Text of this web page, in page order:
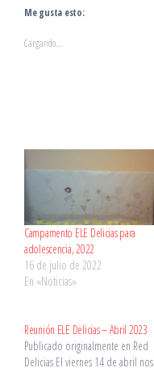
Me gusta esto:
Cargando...
Campamento ELE Delicias para
adolescencia, 2022
16 de julio de 2022
En «Noticias»
Reunión ELE Delicias – Abril 2023
Publicado originalmente en Red
Delicias El viernes 14 de abril nos